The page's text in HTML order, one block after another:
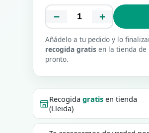
− +
Añádelo a tu pedido y lo
recogida gratis en la tienda
pronto.
Recogidagratis en tienda
(Lleida)